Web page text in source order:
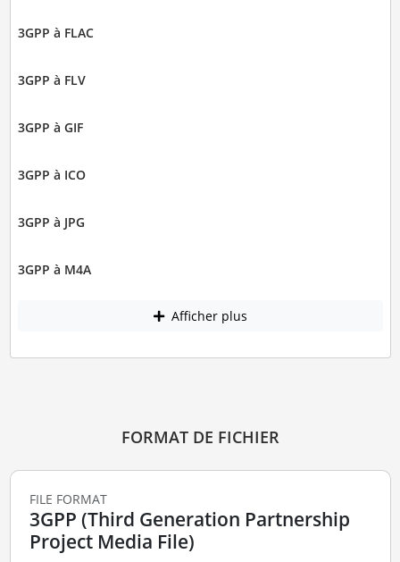
3GPP à FLAC
3GPP à FLV
3GPP à GIF
3GPP à ICO
3GPP à JPG
3GPP à M4A
Afficher plus
FORMAT DE FICHIER
FILE FORMAT
3GPP (Third Generation Partnership
Project Media File)